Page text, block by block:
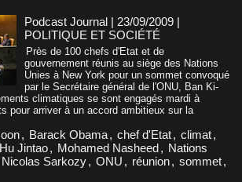
Podcast Journal | 23/09/2009 |
POLITIQUE ET SOCIÉTÉ
Près de 100 chefs d'Etat et de
gouvernement réunis au siège des Nations
Unies à New York pour un sommet convoqué
par le Secrétaire général de l'ONU, Ban Ki-
climatiques se sont engagés mardi à
pour arriver à un accord ambitieux sur la
, Barack Obama, chef d'Etat, climat,
Hu Jintao, Mohamed Nasheed, Nations
Nicolas Sarkozy, ONU , réunion, sommet,